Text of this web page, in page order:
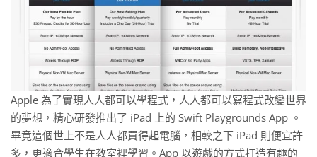
Apple 為了實現人人都可以學程式，人人都可以寫程式改變世界
的夢想，精心研發推出了 iPad 上的 Swift Playgrounds App 。
畢竟這個世上不是人人都買得起電腦，相較之下 iPad 則便宜許
多，更適合學生在教室裡學習。App 以遊戲的方式打造有趣的